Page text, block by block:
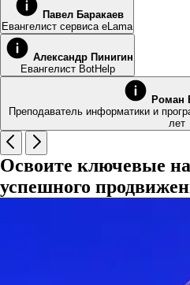
Павел Баракаев
Евангелист сервиса eLama
Александр Пинигин
Евангелист BotHelp
Роман
Преподаватель информатики и
лет
Освоите ключевые
успешного